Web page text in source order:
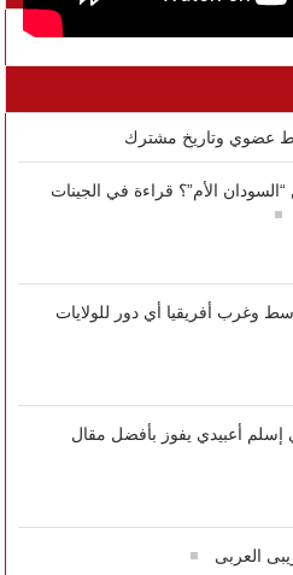
عضوي وتاريخ مشترك
الأم”؟ قراءة في الجينات
وغرب أفريقيا أي دور للولايات
إسلم أعبيدي يفوز بأفضل مقال
العربى